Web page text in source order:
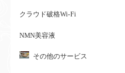
クラウド破格Wi-Fi
NMN美容液
その他のサービス